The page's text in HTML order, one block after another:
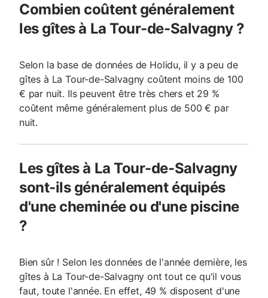
Combien coûtent généralement
les gîtes à La Tour-de-Salvagny ?
Selon la base de données de Holidu, il y a peu de
gîtes à La Tour-de-Salvagny coûtent moins de 100
€ par nuit. Ils peuvent être très chers et 29 %
coûtent même généralement plus de 500 € par
nuit.
Les gîtes à La Tour-de-Salvagny
sont-ils généralement équipés
d'une cheminée ou d'une piscine
?
Bien sûr ! Selon les données de l'année dernière, les
gîtes à La Tour-de-Salvagny ont tout ce qu'il vous
faut, toute l'année. En effet, 49 % disposent d'une